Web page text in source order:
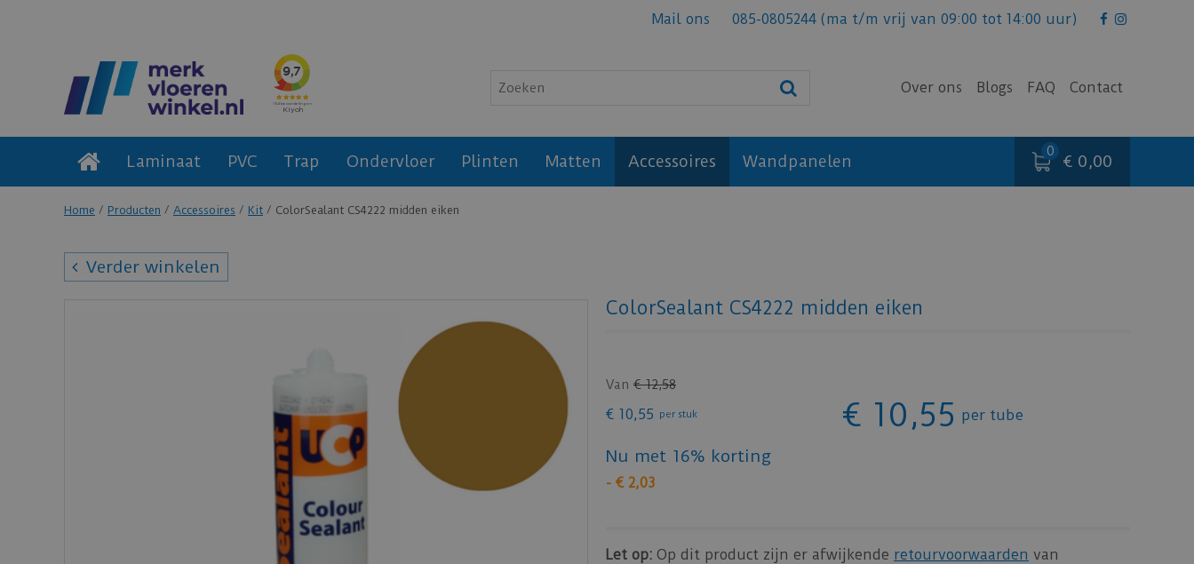
Home Producten Accessoires Kit ColorSealant CS4222 midden eiken
Mail ons 085-0805244 (ma t/m vrij van 09:00 tot 14:00 uur)
Over ons Blogs FAQ Contact
Laminaat PVC Trap Ondervloer Plinten Matten Accessoires Wandpanelen € 0,00
Verder winkelen
ColorSealant CS4222 midden eiken
Van € 12,58
€ 10,55 per stuk € 10,55 per tube
Nu met 16% korting
- € 2,03
Let op: Op dit product zijn er afwijkende retourvoorwaarden van